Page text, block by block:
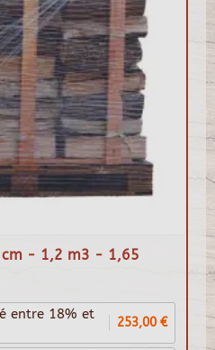
cm - 1,2 m3 - 1,65
entre 18% et
253,00 €